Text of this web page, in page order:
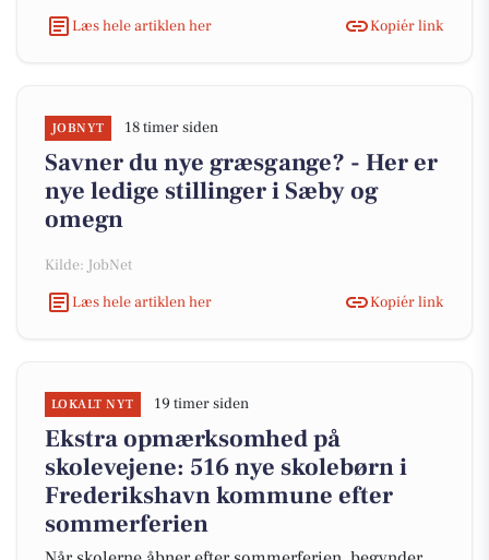
Læs hele artiklen her Kopiér link
JOBNYT 18 timer siden
Savner du nye græsgange? - Her er
nye ledige stillinger i Sæby og
omegn
Kilde: JobNet
Læs hele artiklen her
Kopiér link
LOKALT NYT 19 timer siden
Ekstra opmærksomhed på
skolevejene: 516 nye skolebørn i
Frederikshavn kommune efter
sommerferien